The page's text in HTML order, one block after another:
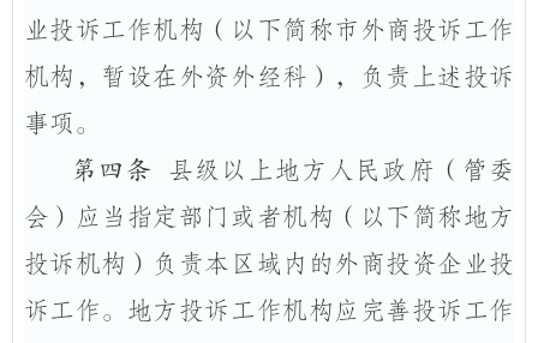
业投诉工作机构（以下简称市外商投诉工作
机构，暂设在外资外经科），负责上述投诉
事项。
第四条
县级以上地方人民政府（管委
会）应当指定部门或者机构（以下简称地方
投诉机构）负责本区域内的外商投资企业投
诉工作。地方投诉工作机构应完善投诉工作